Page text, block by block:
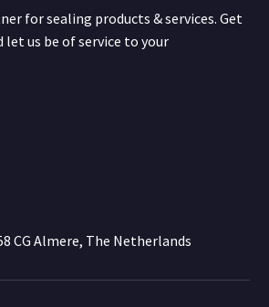
for sealing products & services. Get
let us be of service to your
CG Almere, The Netherlands